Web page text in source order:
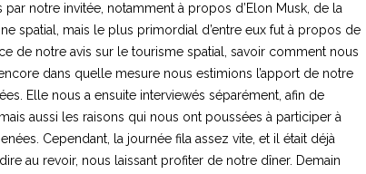
notre invitée, notamment à propos d’Elon Musk, de la
spatial, mais le plus primordial d’entre eux fut à propos de
de notre avis sur le tourisme spatial, savoir comment nous
dans quelle mesure nous estimions l’apport de notre
Elle nous a ensuite interviewés séparément, afin de
aussi les raisons qui nous ont poussées à participer à
Cependant, la journée fila assez vite, et il était déjà
au revoir, nous laissant profiter de notre dîner. Demain